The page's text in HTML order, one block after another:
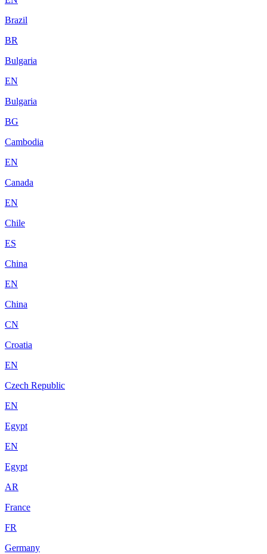
Brazil
BR
Bulgaria
EN
Bulgaria
BG
Cambodia
EN
Canada
EN
Chile
ES
China
EN
China
CN
Croatia
EN
Czech Republic
EN
Egypt
EN
Egypt
AR
France
FR
Germany